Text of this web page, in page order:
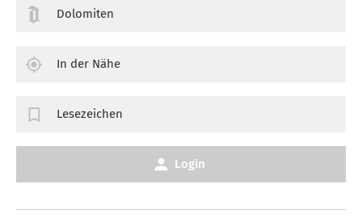
Dolomiten
In der Nähe
Lesezeichen
Login